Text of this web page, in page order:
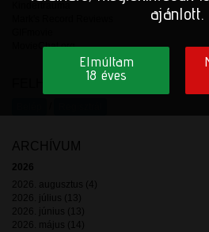
MovieChat.org
FELHASZNÁLÓKNAK
ARCHÍVUM
2026
2026. augusztus (4)
2026. július (13)
2026. június (13)
2026. május (14)
ajánlott.
Elmúltam
18 éves